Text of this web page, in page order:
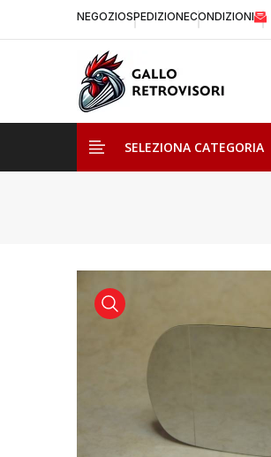
NEGOZIOSPEDIZIONECONDIZIONI
SELEZIONA CATEGORIA
visualizza prodotto